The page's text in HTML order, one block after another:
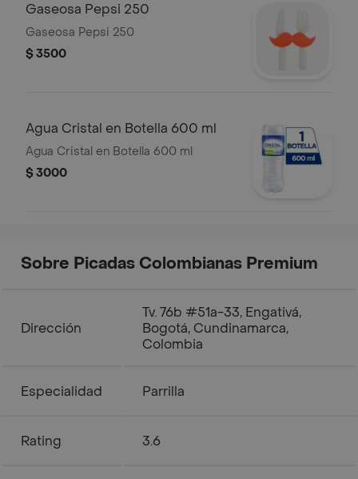
Gaseosa Pepsi 250
Gaseosa Pepsi 250
$ 3500
Agua Cristal en Botella 600 ml
Agua Cristal en Botella 600 ml
$ 3000
Sobre Picadas Colombianas Premium
Dirección
Tv. 76b #51a-33, Engativá,
Bogotá, Cundinamarca,
Colombia
Especialidad Parrilla
Rating 3.6